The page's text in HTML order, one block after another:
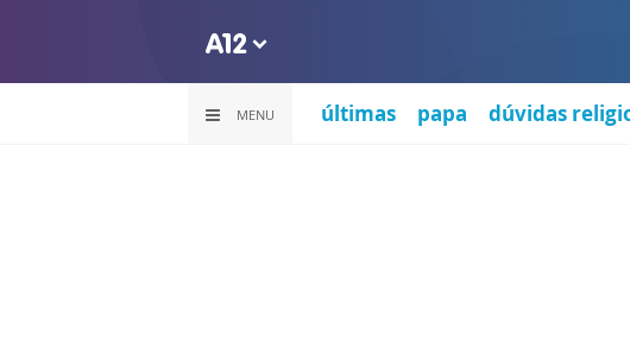
MENU últimas papa dúvidas